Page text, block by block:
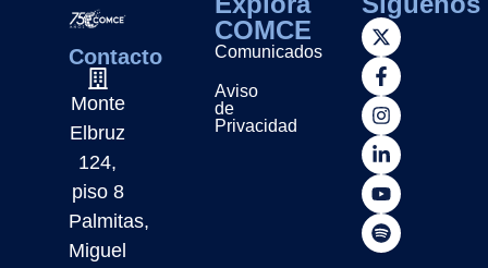
Contacto
Monte
Elbruz
124,
piso 8
Palmitas,
Miguel
COMCE
Comunicados
Aviso
de
Privacidad